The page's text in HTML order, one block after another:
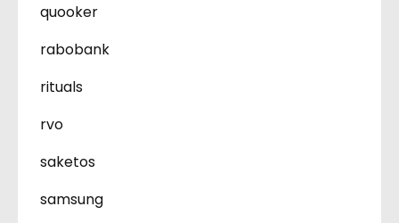
quooker
rabobank
rituals
rvo
saketos
samsung